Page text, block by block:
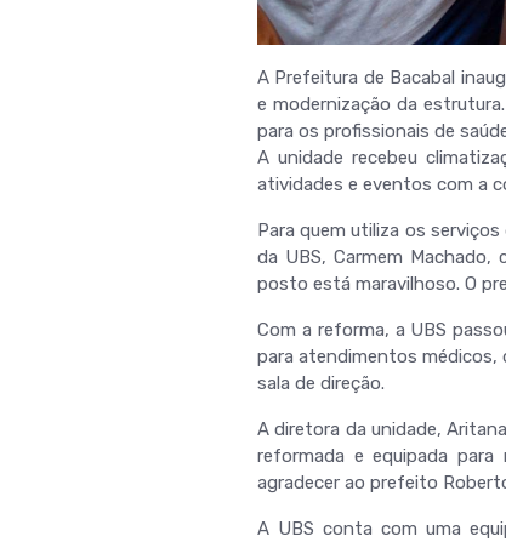
A Prefeitura de Bacabal
e modernização da
para os profissionais de
A unidade recebeu
atividades e eventos com a
Para quem utiliza os
da UBS, Carmem
posto está maravilhoso. O
Com a reforma, a UBS
para atendimentos médicos,
sala de direção.
A diretora da unidade,
reformada e equipada
agradecer ao prefeito
A UBS conta com uma